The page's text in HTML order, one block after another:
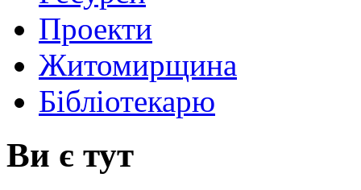
Проекти
Житомирщина
Бібліотекарю
Ви є тут